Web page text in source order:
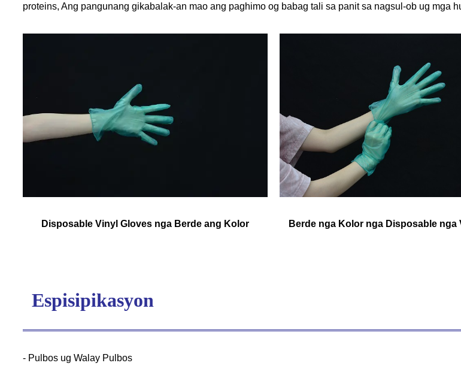
proteins, Ang pangunang gikabalak-an mao ang paghimo og babag tali sa panit sa nagsul-ob ug mga
Disposable Vinyl Gloves nga Berde ang Kolor Berde nga Kolor nga Disposable nga
Espisipikasyon
- Pulbos ug Walay Pulbos